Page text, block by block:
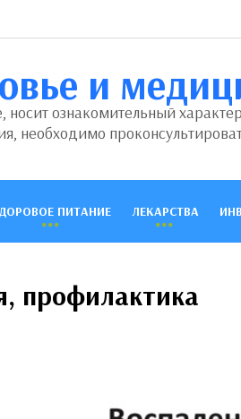
и
ознакомительный
необходимо
ПИТАНИЕ ЛЕКАРСТВА
профилактика